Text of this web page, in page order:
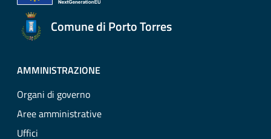
Comune di Porto Torres
AMMINISTRAZIONE
Organi di governo
Aree amministrative
Uffici